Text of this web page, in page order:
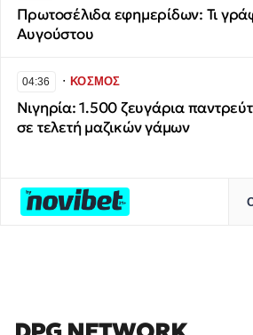
Πρωτοσέλιδα εφημερίδων: Τι
Αυγούστου
04:36 ∙ΚΟΣΜΟΣ
Νιγηρία: 1.500 ζευγάρια
σε τελετή μαζικών γάμων